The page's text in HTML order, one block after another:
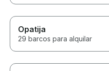
Opatija
29 barcos para alquilar